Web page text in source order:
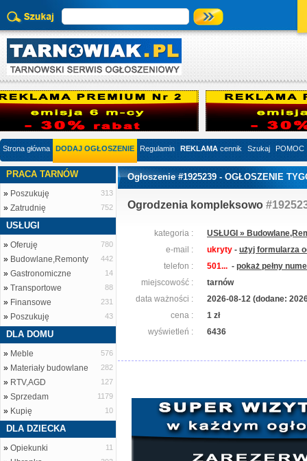
Strona główna DODAJ OGŁOSZENIE Regulamin REKLAMA cennik Szukaj POMOC
PRACA TARNÓW
» Poszukuję 313
» Zatrudnię 752
USŁUGI
» Oferuję 780
» Budowlane,Remonty 442
» Gastronomiczne 14
» Transportowe 88
» Finansowe 231
» Poszukuję 43
DLA DOMU
» Meble 576
» Materiały budowlane 282
» RTV,AGD 127
» Sprzedam 1179
» Kupię 10
DLA DZIECKA
» Opiekunki 11
Ogłoszenie #1925239 - OGŁOSZENIE
Ogrodzenia kompleksowo
kategoria :
USŁUGI »
e-mail :
ukryty - użyj formularza
telefon :
501... - pokaż pełny
miejscowość :
tarnów
data ważności :
2026-08-12 (dodane:
cena :
1 zł
wyświetleń :
6436